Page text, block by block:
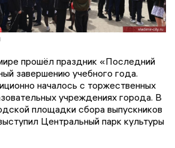
прошёл праздник «Последний
завершению учебного года.
началось с торжественных
учреждениях города. В
площадки сбора выпускников
Центральный парк культуры